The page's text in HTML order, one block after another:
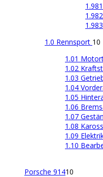
1.0 Rennsport 10
1.01
1.02
1.03
1.04
1.05
1.06
1.07
1.08
1.09
1.10
Porsche 91410